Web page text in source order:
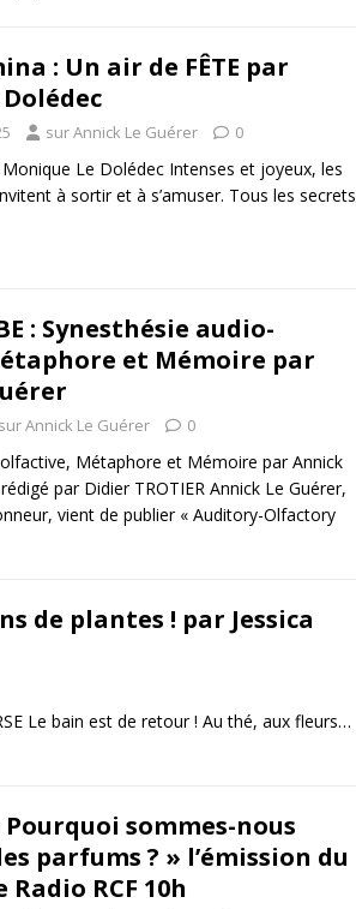
: Un air de FÊTE par
sur Annick Le Guérer 0
Monique Le Dolédec Intenses et joyeux, les
à sortir et à s’amuser. Tous les secrets
: Synesthésie audio-
et Mémoire par
sur Annick Le Guérer 0
Métaphore et Mémoire par Annick
par Didier TROTIER Annick Le Guérer,
vient de publier « Auditory-Olfactory
de plantes ! par Jessica
Le bain est de retour ! Au thé, aux fleurs…
Pourquoi sommes-nous
parfums ? » l’émission du
Radio RCF 10h